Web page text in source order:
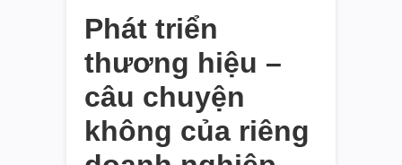
Phát triển
thương hiệu –
câu chuyện
không của riêng